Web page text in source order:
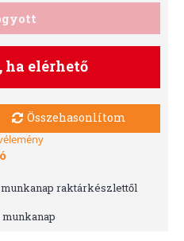
ha elérhető
Összehasonlítom
raktárkészlettől